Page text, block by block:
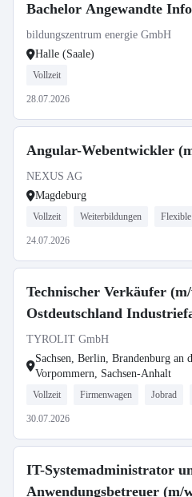
Bachelor Angewandte
bildungszentrum energie GmbH
Halle (Saale)
Vollzeit
28.07.2026
Angular-Webentwickler
NEXUS AG
Magdeburg
Vollzeit Weiterbildungen
24.07.2026
Technischer Verkäufer
Ostdeutschland
TYROLIT GmbH
Sachsen, Berlin, Brandenburg an
Vorpommern, Sachsen-Anhalt
Vollzeit Firmenwagen Jobrad
30.07.2026
IT-Systemadministrator
Anwendungsbetreuer (m/